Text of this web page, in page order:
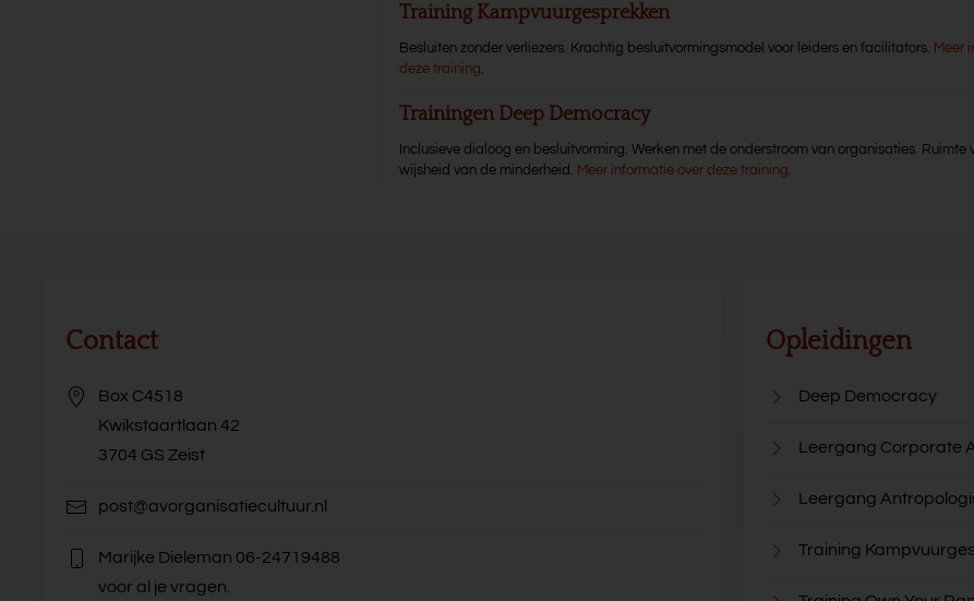
Training Kampvuurgesprekken
Besluiten zonder verliezers. Krachtig besluitvormingsmodel voor leiders en facilitators. Meer
deze training.
Trainingen Deep Democracy
Inclusieve dialoog en besluitvorming. Werken met de onderstroom van organisaties. Ruimte
wijsheid van de minderheid. Meer informatie over deze training.
Contact
Box C4518
Kwikstaartlaan 42
3704 GS Zeist
post@avorganisatiecultuur.nl
Marijke Dieleman 06-24719488
voor al je vragen.
Opleidingen
Deep Democracy
Leergang Corporate
Leergang
Training